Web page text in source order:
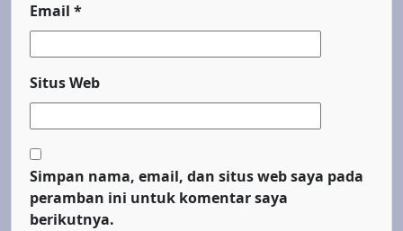
Email *
Situs Web
Simpan nama, email, dan situs web saya pada
peramban ini untuk komentar saya
berikutnya.